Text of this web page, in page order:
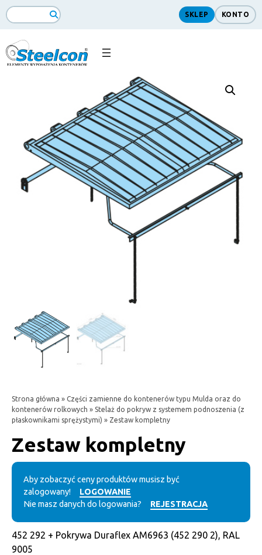
Search
SKLEP KONTO
Strona główna » Części zamienne do kontenerów typu Mulda oraz do
kontenerów rolkowych » Stelaż do pokryw z systemem podnoszenia (z
płaskownikami sprężystymi) » Zestaw kompletny
Zestaw kompletny
Aby zobaczyć ceny produktów musisz być
zalogowany!
LOGOWANIE
Nie masz danych do logowania?
REJESTRACJA
452 292 + Pokrywa Duraflex AM6963 (452 290 2), RAL
9005